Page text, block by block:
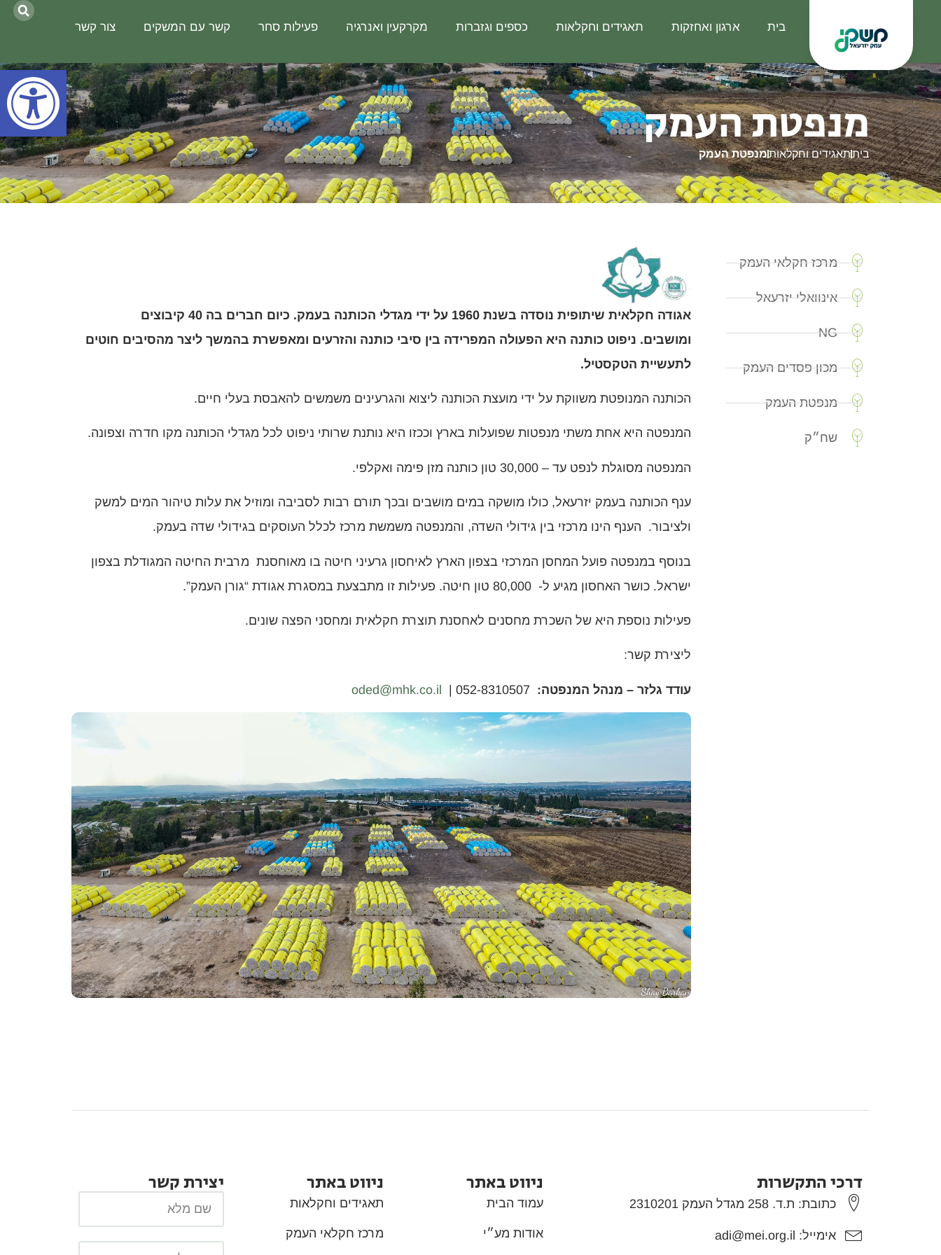
פתח
בית ארגון ואחזקות תאגידים וחקלאות כספים וגזברות מקרקעין ואנרגיה פעילות סחר קשר עם המשקים צור קשר
מנפטת העמק
ביתתאגידים וחקלאותמנפטת העמק
מרכז חקלאי העמק
אינוואלי יזרעאל
NG
מכון פסדים העמק
מנפטת העמק
שח״ק
אגודה חקלאית שיתופית נוסדה בשנת 1960 על ידי מגדלי הכותנה בעמק. כיום חברים בה 40 קיבוצים
ומושבים. ניפוט כותנה היא הפעולה המפרידה בין סיבי כותנה והזרעים ומאפשרת בהמשך ליצר מהסיבים חוטים
לתעשיית הטקסטיל.
הכותנה המנופטת משווקת על ידי מועצת הכותנה ליצוא והגרעינים משמשים להאבסת בעלי חיים.
המנפטה היא אחת משתי מנפטות שפועלות בארץ וככזו היא נותנת שרותי ניפוט לכל מגדלי הכותנה מקו חדרה וצפונה.
המנפטה מסוגלת לנפט עד – 30,000 טון כותנה מזן פימה ואקלפי.
ענף הכותנה בעמק יזרעאל, כולו מושקה במים מושבים ובכך תורם רבות לסביבה ומוזיל את עלות טיהור המים למשק
ולציבור. הענף הינו מרכזי בין גידולי השדה, והמנפטה משמשת מרכז לכלל העוסקים בגידולי שדה בעמק.
בנוסף במנפטה פועל המחסן המרכזי בצפון הארץ לאיחסון גרעיני חיטה בו מאוחסנת מרבית החיטה המגודלת בצפון
ישראל. כושר האחסון מגיע ל- 80,000 טון חיטה. פעילות זו מתבצעת במסגרת אגודת “גורן העמק”.
פעילות נוספת היא של השכרת מחסנים לאחסנת תוצרת חקלאית ומחסני הפצה שונים.
ליצירת קשר:
עודד גלזר – מנהל המנפטה: oded@mhk.co.il
דרכי התקשרות
כתובת: ת.ד. 258 מגדל העמק 2310201
אימייל: adi@mei.org.il
ניווט באתר
עמוד הבית
אודות מע״י
ניווט באתר
תאגידים וחקלאות
מרכז חקלאי העמק
יצירת קשר